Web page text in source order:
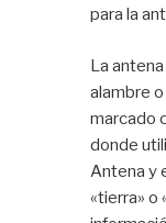
para la
La
alambre
marcado
donde
Antena y
«tierra» o